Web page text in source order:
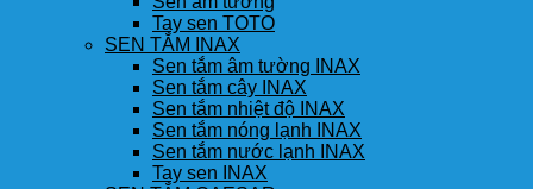
Tay sen TOTO
SEN TẮM INAX
Sen tắm âm tường INAX
Sen tắm cây INAX
Sen tắm nhiệt độ INAX
Sen tắm nóng lạnh INAX
Sen tắm nước lạnh INAX
Tay sen INAX